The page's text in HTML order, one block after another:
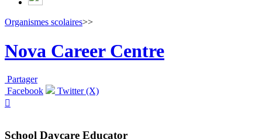
Organismes scolaires>>
Nova Career Centre
Partager
Facebook
Twitter (X)

School Daycare Educator